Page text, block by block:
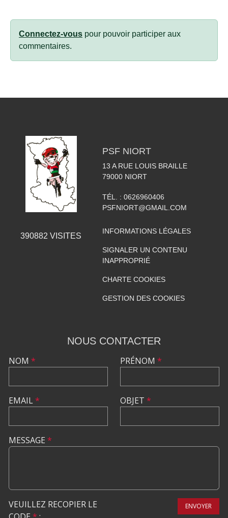
Connectez-vous pour pouvoir participer aux
commentaires.
390882 VISITES
PSF NIORT
13 A RUE LOUIS BRAILLE
79000 NIORT
TÉL. : 0626960406
PSFNIORT@GMAIL.COM
INFORMATIONS LÉGALES
SIGNALER UN CONTENU
INAPPROPRIÉ
CHARTE COOKIES
GESTION DES COOKIES
NOUS CONTACTER
NOM *
EMAIL*
PRÉNOM *
OBJET *
MESSAGE *
VEUILLEZ RECOPIER LE
ENVOYER